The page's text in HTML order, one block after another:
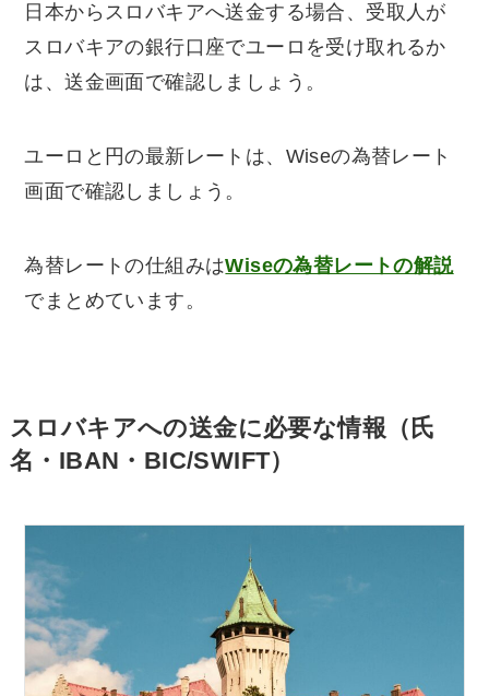
日本からスロバキアへ送金する場合、受取人が
スロバキアの銀行口座でユーロを受け取れるか
は、送金画面で確認しましょう。
ユーロと円の最新レートは、Wiseの為替レート
画面で確認しましょう。
為替レートの仕組みはWiseの為替レートの解説
でまとめています。
スロバキアへの送金に必要な情報（氏
名・IBAN・BIC/SWIFT）